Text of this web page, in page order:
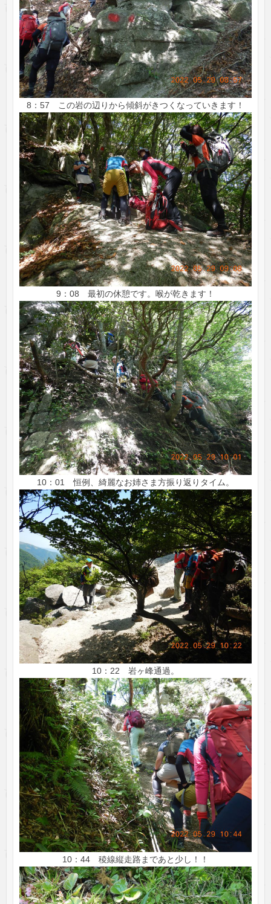
8：57 この岩の辺りから傾斜がきつくなっていきます！
9：08 最初の休憩です。喉が乾きます！
10：01 恒例、綺麗なお姉さま方振り返りタイム。
10：22 岩ヶ峰通過。
10：44 稜線縦走路まであと少し！！